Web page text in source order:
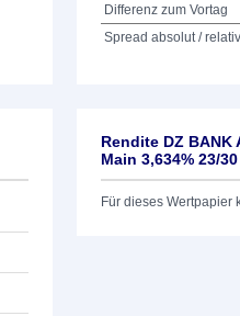
Differenz zum Vortag
Spread absolut / relativ
Rendite DZ
Main 3,634% 23/30
Für dieses